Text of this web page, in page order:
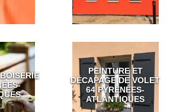
PEINTURE ET
DÉCAPAGE DE VOLET
64 PYRÉNÉES-
ATLANTIQUES